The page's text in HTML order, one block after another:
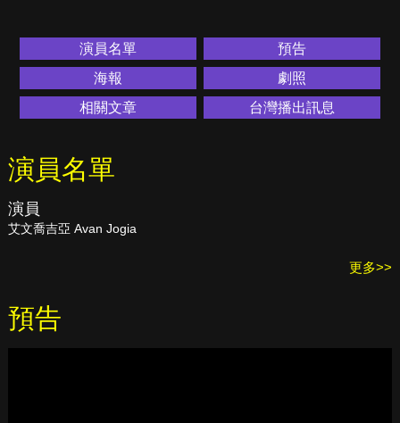
演員名單
預告
海報
劇照
相關文章
台灣播出訊息
演員名單
演員
艾文喬吉亞 Avan Jogia
更多>>
預告